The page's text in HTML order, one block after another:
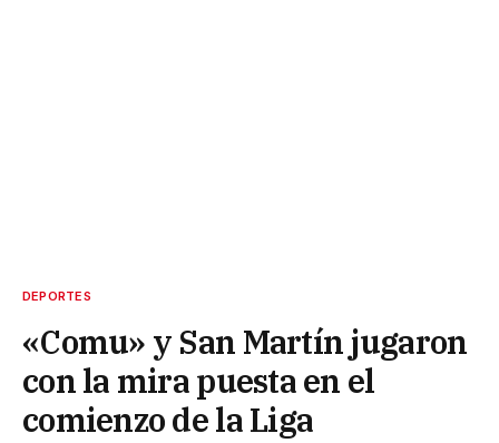
DEPORTES
«Comu» y San Martín jugaron
con la mira puesta en el
comienzo de la Liga